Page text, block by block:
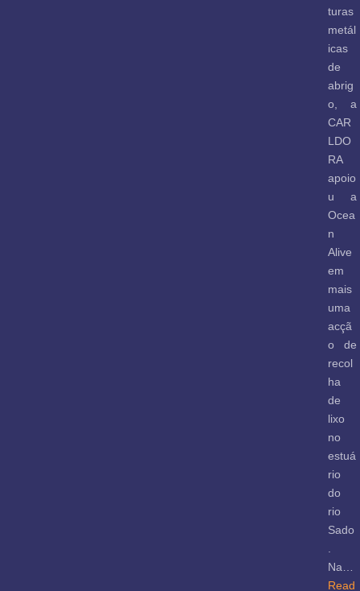
turas
metál
icas
de
abrig
o, a
CAR
LDO
RA
apoio
u a
Ocea
n
Alive
em
mais
uma
acçã
o de
recol
ha
de
lixo
no
estuá
rio
do
rio
Sado
Na…
Read